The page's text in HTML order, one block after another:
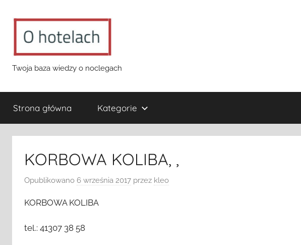
o-
hotelach.pl
Twoja baza wiedzy o noclegach
Strona główna Kategorie
KORBOWA KOLIBA, ,
Opublikowano 6 września 2017 przez kleo
KORBOWA KOLIBA
tel.: 41307 38 58